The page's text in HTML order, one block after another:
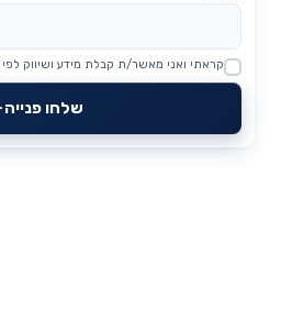
Website
קראתי ואני מאשר/ת קבלת מידע ושיווק לפי
שלחו פנייה